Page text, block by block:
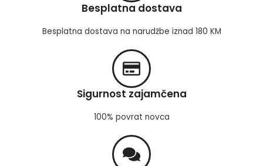
Besplatna dostava
Besplatna dostava na narudžbe iznad 180 KM
Sigurnost zajamčena
100% povrat novca